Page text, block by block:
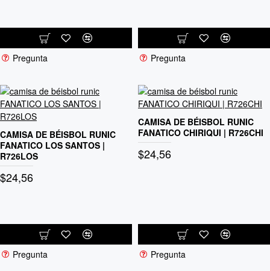
Pregunta Pregunta
CAMISA DE BÉISBOL RUNIC
FANATICO LOS SANTOS |
R726LOS
$24,56
Pregunta
CAMISA DE BÉISBOL RUNIC
FANATICO CHIRIQUI | R726CHI
$24,56
Pregunta